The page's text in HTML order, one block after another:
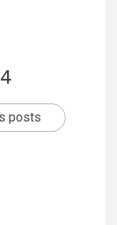
posts